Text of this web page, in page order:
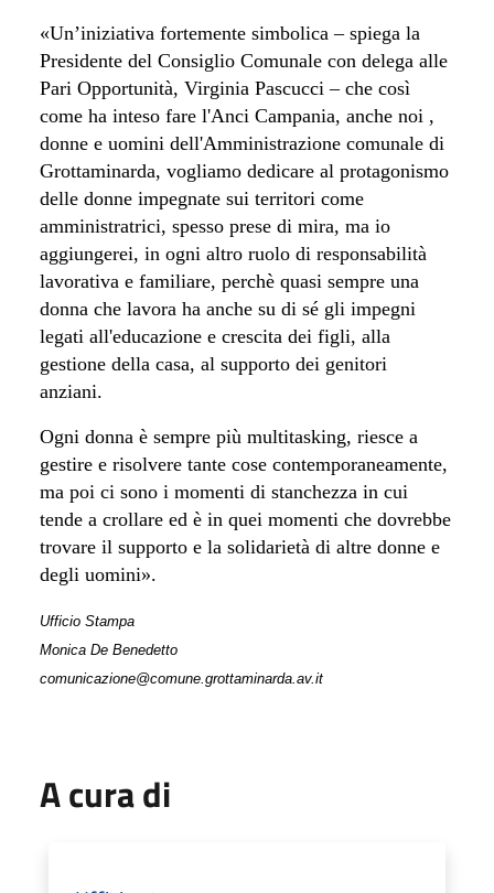
«Un’iniziativa fortemente simbolica – spiega la
Presidente del Consiglio Comunale con delega alle
Pari Opportunità, Virginia Pascucci – che così
come ha inteso fare l'Anci Campania, anche noi ,
donne e uomini dell'Amministrazione comunale di
Grottaminarda, vogliamo dedicare al protagonismo
delle donne impegnate sui territori come
amministratrici, spesso prese di mira, ma io
aggiungerei, in ogni altro ruolo di responsabilità
lavorativa e familiare, perchè quasi sempre una
donna che lavora ha anche su di sé gli impegni
legati all'educazione e crescita dei figli, alla
gestione della casa, al supporto dei genitori
anziani.
Ogni donna è sempre più multitasking, riesce a
gestire e risolvere tante cose contemporaneamente,
ma poi ci sono i momenti di stanchezza in cui
tende a crollare ed è in quei momenti che dovrebbe
trovare il supporto e la solidarietà di altre donne e
degli uomini».
Ufficio Stampa
Monica De Benedetto
comunicazione@comune.grottaminarda.av.it
A cura di